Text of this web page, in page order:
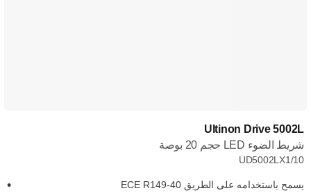
Ultinon Drive 5002L
شريط الضوء LED حجم 20 بوصة
UD5002LX1/10
يسمح باستخدامه على الطريق ECE R149-40